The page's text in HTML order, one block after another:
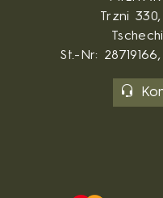
Trzni
St.-Nr: